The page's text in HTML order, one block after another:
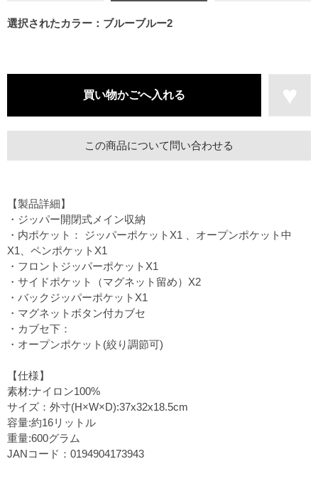
選択されたカラー：ブルーブルー2
この商品について問い合わせる
【製品詳細】
・ジッパー開閉式メイン収納
・内ポケット： ジッパーポケットX1 、オープンポケット中
X1、ペンポケットX1
・フロントジッパーポケットX1
・サイドポケット（マグネット留め）X2
・バックジッパーポケットX1
・マグネットボタン付カブセ
・カブセ下：
・オープンポケット(絞り調節可)
【仕様】
素材:ナイロン100%
サイズ：外寸(H×W×D):37x32x18.5cm
容量:約16リットル
重量:600グラム
JANコード：0194904173943